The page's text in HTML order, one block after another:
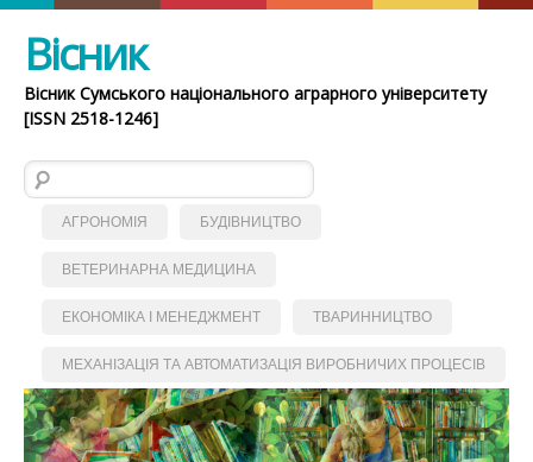
Вісник
Вісник Сумського національного аграрного університету
[ISSN 2518-1246]
Пошук:
АГРОНОМІЯ БУДІВНИЦТВО
ВЕТЕРИНАРНА МЕДИЦИНА
ЕКОНОМІКА І МЕНЕДЖМЕНТ ТВАРИННИЦТВО
МЕХАНІЗАЦІЯ ТА АВТОМАТИЗАЦІЯ ВИРОБНИЧИХ ПРОЦЕСІВ